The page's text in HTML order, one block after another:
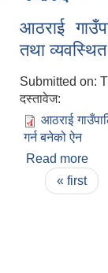
आठराई
तथा
Submitted on:
दस्तावेज:
आठराई
गर्न बनेको ऐन
Read more
Pages
« first